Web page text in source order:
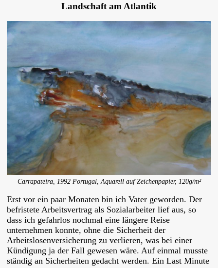
Landschaft am Atlantik
Carrapateira, 1992 Portugal, Aquarell auf Zeichenpapier, 120g/m²
Erst vor ein paar Monaten bin ich Vater geworden. Der
befristete Arbeitsvertrag als Sozialarbeiter lief aus, so
dass ich gefahrlos nochmal eine längere Reise
unternehmen konnte, ohne die Sicherheit der
Arbeitslosenversicherung zu verlieren, was bei einer
Kündigung ja der Fall gewesen wäre. Auf einmal musste
ständig an Sicherheiten gedacht werden. Ein Last Minute